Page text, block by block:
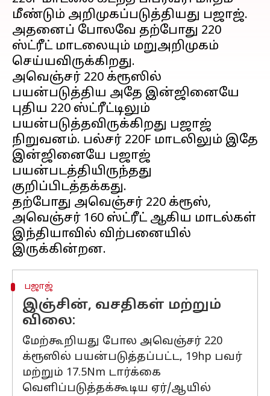
மீண்டும் அறிமுகப்படுத்தியது பஜாஜ்.
அதனைப் போலவே தற்போது 220
ஸ்ட்ரீட் மாடலையும் மறுஅறிமுகம்
செய்யவிருக்கிறது.
அவெஞ்சர் 220 க்ரூஸில்
பயன்படுத்திய அதே இன்ஜினையே
புதிய 220 ஸ்ட்ரீட்டிலும்
பயன்படுத்தவிருக்கிறது பஜாஜ்
நிறுவனம். பல்சர் 220F மாடலிலும் இதே
இன்ஜினையே பஜாஜ்
பயன்படத்தியிருந்தது
குறிப்பிடத்தக்கது.
தற்போது அவெஞ்சர் 220 க்ரூஸ்,
அவெஞ்சர் 160 ஸ்ட்ரீட் ஆகிய மாடல்கள்
இந்தியாவில் விற்பனையில்
பஜாஜ்
இஞ்சின், வசதிகள் மற்றும்
விலை:
மேற்கூறியது போல அவெஞ்சர் 220
க்ரூஸில் பயன்படுத்தப்பட்ட, 19hp பவர்
மற்றும் 17.5Nm டார்க்கை
வெளிப்படுத்தக்கூடிய ஏர்/ஆயில்